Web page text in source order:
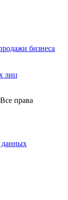
бизнеса
лиц
права
данных